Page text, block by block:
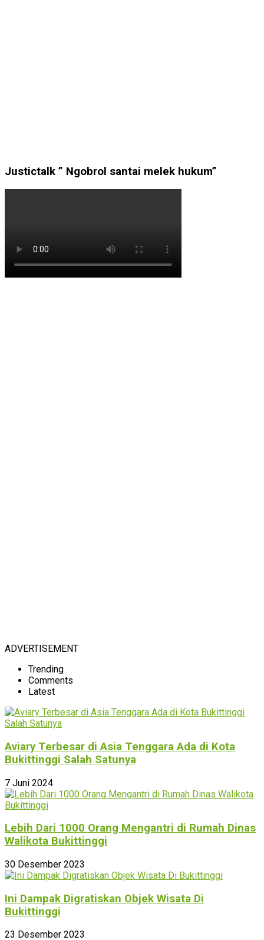
Justictalk ” Ngobrol santai melek hukum”
ADVERTISEMENT
Trending
Comments
Latest
Aviary Terbesar di Asia Tenggara Ada di Kota
Bukittinggi Salah Satunya
7 Juni 2024
Lebih Dari 1000 Orang Mengantri di Rumah Dinas
Walikota Bukittinggi
30 Desember 2023
Ini Dampak Digratiskan Objek Wisata Di
Bukittinggi
23 Desember 2023